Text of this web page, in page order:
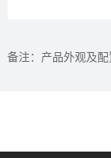
备注：产品外观及配